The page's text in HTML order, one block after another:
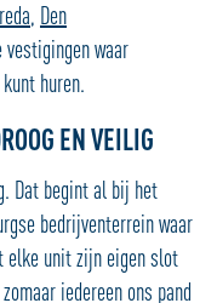
, Den
vestigingen waar
huren.
EN VEILIG
Dat begint al bij het
bedrijventerrein waar
elke unit zijn eigen slot
iedereen ons pand